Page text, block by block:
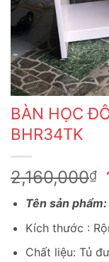
BÀN HỌC
BHR34TK
2,160,000₫
Tên sản
Kích thước :
Chất liệu: Tủ